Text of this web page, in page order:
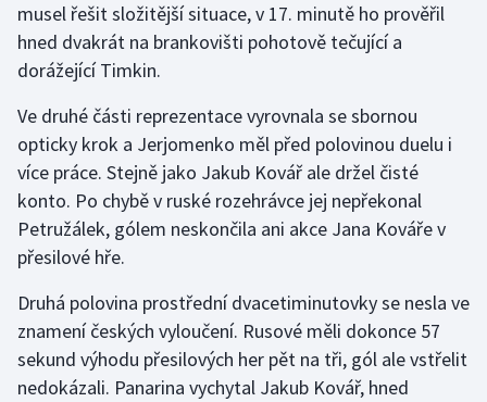
Judo
Krasobruslení
Lezení
Lyže a snowboard
Moderní pětiboj
Olympijské hry
Parasport
musel řešit složitější situace, v 17. minutě ho prověřil
hned dvakrát na brankovišti pohotově tečující a
dorážející Timkin.
Ve druhé části reprezentace vyrovnala se sbornou
opticky krok a Jerjomenko měl před polovinou duelu i
více práce. Stejně jako Jakub Kovář ale držel čisté
konto. Po chybě v ruské rozehrávce jej nepřekonal
Petružálek, gólem neskončila ani akce Jana Kováře v
přesilové hře.
Druhá polovina prostřední dvacetiminutovky se nesla ve
znamení českých vyloučení. Rusové měli dokonce 57
sekund výhodu přesilových her pět na tři, gól ale vstřelit
nedokázali. Panarina vychytal Jakub Kovář, hned